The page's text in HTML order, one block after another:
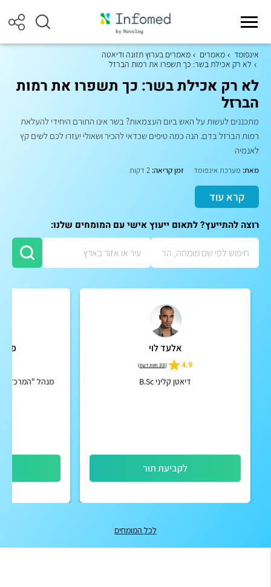
אינפומד מאמרים
מאמרים בערוץ תזונה ודיאטה
לא רק אכילת בשר: כך תשפרו את רמות הברזל
לא רק אכילת בשר: כך תשפרו את רמות
הברזל
מתכננים לעשות על האש ביום העצמאות? בשר אינו התורם היחידי להעלאת
רמות הברזל בדם. הנה כמה טיפים שכדאי להכיר ושאולי יעזרו לכם לשים קץ
לאנמיה
מאת: מערכת אינפומד זמן קריאה:
קרא עוד
רוצה להתייעץ? לתאום ייעוץ אישי עם המומחים שלנו:
אלעד לוי
4.9
(33 חוות דעת )
דיאטן קליני B.Sc
לקביעת תור
מנהל "המרכז
לכל המומחים